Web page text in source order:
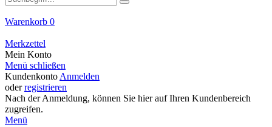
Warenkorb 0
Merkzettel
Mein Konto
Menü schließen
Kundenkonto Anmelden
oderregistrieren
Nach der Anmeldung, können Sie hier auf Ihren Kundenbereich
zugreifen.
Menü